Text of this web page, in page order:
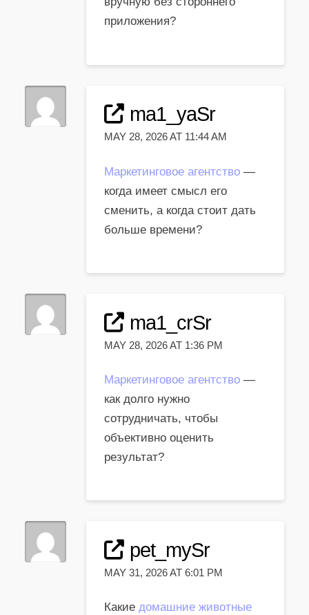
приложения?
ma1_yaSr
MAY 28, 2026 AT 11:44 AM
Маркетинговое агентство —
когда имеет смысл его
сменить, а когда стоит дать
больше времени?
ma1_crSr
MAY 28, 2026 AT 1:36 PM
Маркетинговое агентство —
как долго нужно
сотрудничать, чтобы
объективно оценить
результат?
pet_mySr
MAY 31, 2026 AT 6:01 PM
Какиедомашние животные